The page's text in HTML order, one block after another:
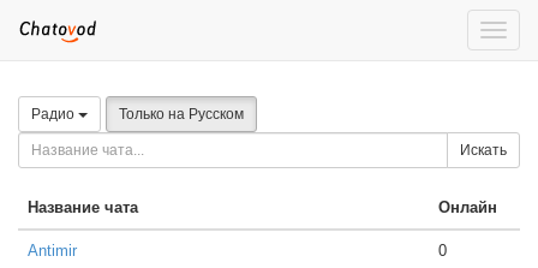
Toggle
Радио Только на Русском
Искать
Название чата Онлайн
Antimir 0